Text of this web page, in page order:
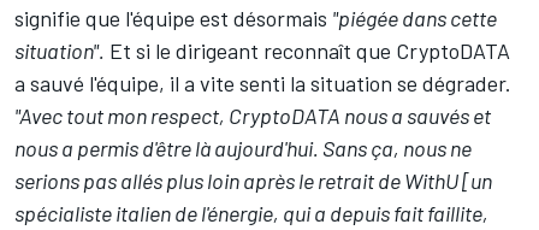
signifie que l'équipe est désormais "piégée dans cette
situation". Et si le dirigeant reconnaît que CryptoDATA
a sauvé l'équipe, il a vite senti la situation se dégrader.
"Avec tout mon respect, CryptoDATA nous a sauvés et
nous a permis d'être là aujourd'hui. Sans ça, nous ne
serions pas allés plus loin après le retrait de WithU [un
spécialiste italien de l'énergie, qui a depuis fait faillite,